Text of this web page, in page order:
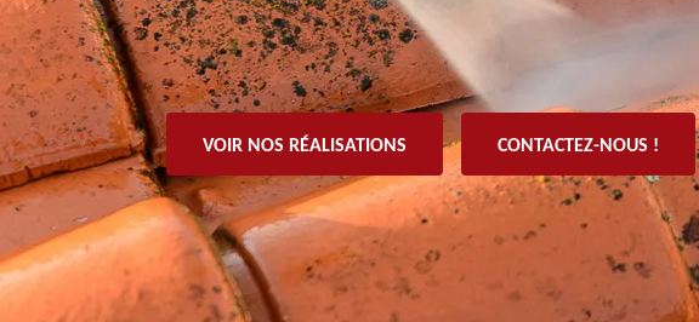
VOIR NOS RÉALISATIONS CONTACTEZ-NOUS !